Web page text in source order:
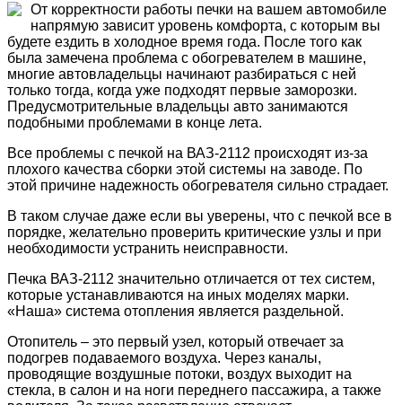
От корректности работы печки на вашем автомобиле
напрямую зависит уровень комфорта, с которым вы
будете ездить в холодное время года. После того как
была замечена проблема с обогревателем в машине,
многие автовладельцы начинают разбираться с ней
только тогда, когда уже подходят первые заморозки.
Предусмотрительные владельцы авто занимаются
подобными проблемами в конце лета.
Все проблемы с печкой на ВАЗ-2112 происходят из-за
плохого качества сборки этой системы на заводе. По
этой причине надежность обогревателя сильно страдает.
В таком случае даже если вы уверены, что с печкой все в
порядке, желательно проверить критические узлы и при
необходимости устранить неисправности.
Печка ВАЗ-2112 значительно отличается от тех систем,
которые устанавливаются на иных моделях марки.
«Наша» система отопления является раздельной.
Отопитель – это первый узел, который отвечает за
подогрев подаваемого воздуха. Через каналы,
проводящие воздушные потоки, воздух выходит на
стекла, в салон и на ноги переднего пассажира, а также